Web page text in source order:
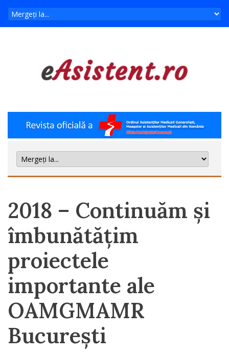
2018 – Continuăm şi
îmbunătăţim
proiectele
importante ale
OAMGMAMR
Bucureşti